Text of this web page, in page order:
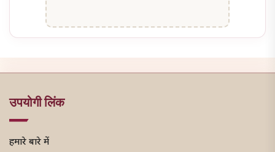
उपयोगी लिंक
हमारे बारे में